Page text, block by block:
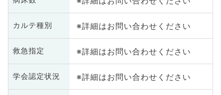
カルテ種別 ※詳細はお問い合わせください
救急指定 ※詳細はお問い合わせください
学会認定状況 ※詳細はお問い合わせください